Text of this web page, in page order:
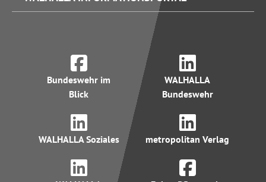
Bundeswehr im
Blick
WALHALLA
Bundeswehr
WALHALLA Soziales metropolitan Verlag